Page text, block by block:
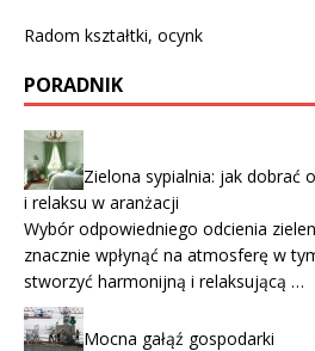
Radom kształtki, ocynk
PORADNIK
Zielona sypialnia: jak dobrać
i relaksu w aranżacji
Wybór odpowiedniego odcienia
znacznie wpłynąć na atmosferę w
stworzyć harmonijną i relaksującą …
Mocna gałąź gospodarki